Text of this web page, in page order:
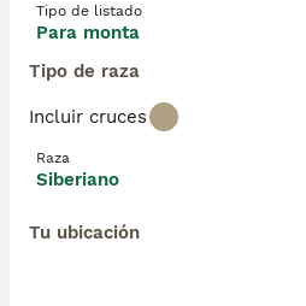
Tipo de listado
Para monta
Tipo de raza
Incluir cruces
Raza
Siberiano
Tu ubicación